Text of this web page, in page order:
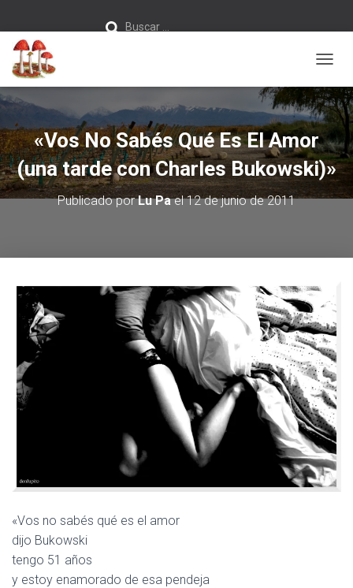
Buscar …
A
M
B
I
A
R
M
E
G
A
C
I
Ó
N
«Vos No Sabés Qué Es El Amor
(una tarde con Charles Bukowski)»
Publicado porLu Pael12 de junio de 2011
«Vos no sabés qué es el amor
dijo Bukowski
tengo 51 años
y estoy enamorado de esa pendeja